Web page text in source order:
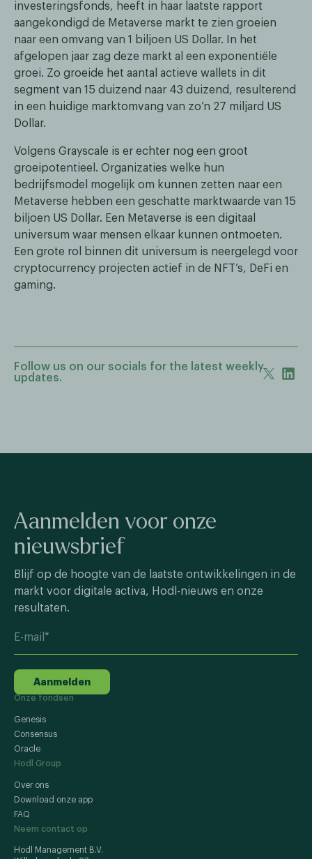
investeringsfonds, heeft in haar laatste rapport
aangekondigd de Metaverse markt te zien groeien
naar een omvang van 1 biljoen US Dollar. In het
afgelopen jaar zag deze markt al een exponentiële
groei. Zo groeide het aantal actieve wallets in dit
segment van 15 duizend naar 43 duizend, resulterend
in een huidige marktomvang van zo’n 27 miljard US
Dollar.
Volgens Grayscale is er echter nog een groot
groeipotentieel. Organizaties welke hun
bedrijfsmodel mogelijk om kunnen zetten naar een
Metaverse hebben een geschatte marktwaarde van 15
biljoen US Dollar. Een Metaverse is een digitaal
universum waar mensen elkaar kunnen ontmoeten.
Een grote rol binnen dit universum is neergelegd voor
cryptocurrency projecten actief in de NFT’s, DeFi en
gaming.
Follow us on our socials for the latest weekly
updates.
Aanmelden voor onze
nieuwsbrief
Blijf op de hoogte van de laatste ontwikkelingen in de
markt voor digitale activa, Hodl-nieuws en onze
resultaten.
Aanmelden
Onze fondsen
Genesis
Consensus
Oracle
Hodl Group
Over ons
Download onze app
FAQ
Neem contact op
Hodl Management B.V.